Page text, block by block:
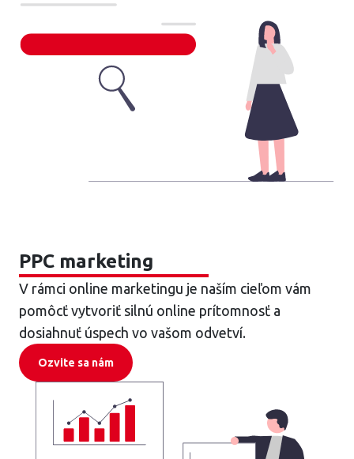
PPC marketing
V rámci online marketingu je naším cieľom vám
pomôcť vytvoriť silnú online prítomnosť a
dosiahnuť úspech vo vašom odvetví.
Ozvite sa nám